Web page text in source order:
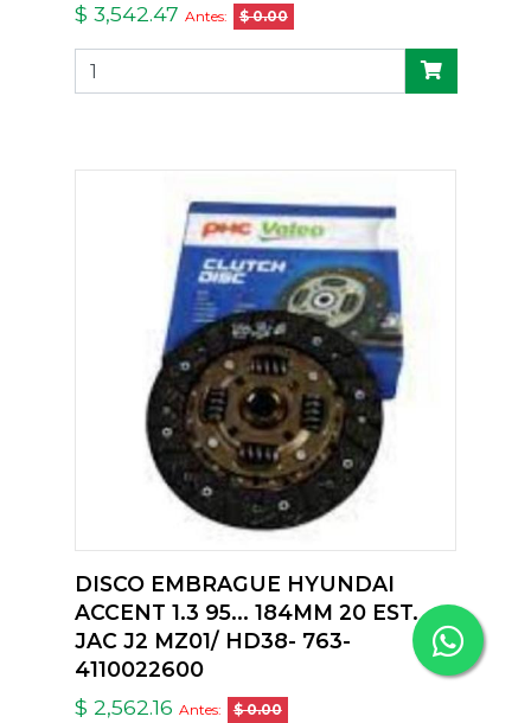
$ 3,542.47 Antes: $ 0.00
DISCO EMBRAGUE HYUNDAI
ACCENT 1.3 95... 184MM 20 EST.
JAC J2 MZ01/ HD38- 763-
4110022600
$ 2,562.16 Antes: $ 0.00